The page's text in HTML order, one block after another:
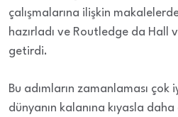
çalışmalarına ilişkin
hazırladı ve Routledge da Hall
getirdi.
Bu adımların zamanlaması çok
dünyanın kalanına kıyasla